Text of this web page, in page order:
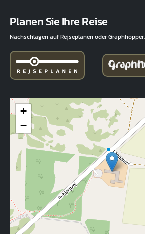
Planen Sie Ihre Reise
Nachschlagen auf Rejseplanen oder Graphhopper.
+
−